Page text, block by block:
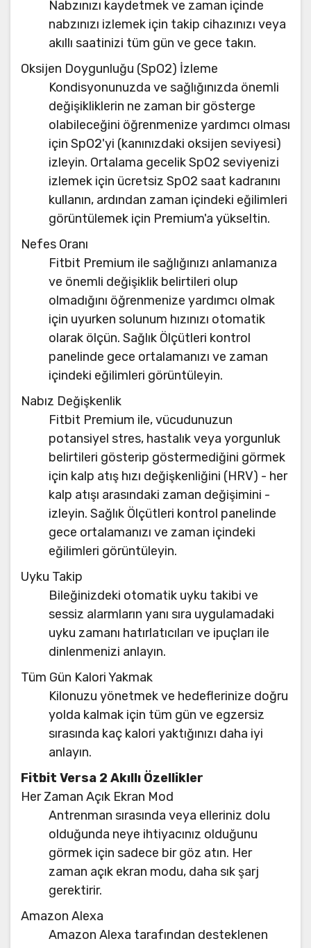
Nabzınızı kaydetmek ve zaman içinde
nabzınızı izlemek için takip cihazınızı veya
akıllı saatinizi tüm gün ve gece takın.
Oksijen Doygunluğu (SpO2) İzleme
Kondisyonunuzda ve sağlığınızda önemli
değişikliklerin ne zaman bir gösterge
olabileceğini öğrenmenize yardımcı olması
için SpO2'yi (kanınızdaki oksijen seviyesi)
izleyin. Ortalama gecelik SpO2 seviyenizi
izlemek için ücretsiz SpO2 saat kadranını
kullanın, ardından zaman içindeki eğilimleri
görüntülemek için Premium'a yükseltin.
Nefes Oranı
Fitbit Premium ile sağlığınızı anlamanıza
ve önemli değişiklik belirtileri olup
olmadığını öğrenmenize yardımcı olmak
için uyurken solunum hızınızı otomatik
olarak ölçün. Sağlık Ölçütleri kontrol
panelinde gece ortalamanızı ve zaman
içindeki eğilimleri görüntüleyin.
Nabız Değişkenlik
Fitbit Premium ile, vücudunuzun
potansiyel stres, hastalık veya yorgunluk
belirtileri gösterip göstermediğini görmek
için kalp atış hızı değişkenliğini (HRV) - her
kalp atışı arasındaki zaman değişimini -
izleyin. Sağlık Ölçütleri kontrol panelinde
gece ortalamanızı ve zaman içindeki
eğilimleri görüntüleyin.
Uyku Takip
Bileğinizdeki otomatik uyku takibi ve
sessiz alarmların yanı sıra uygulamadaki
uyku zamanı hatırlatıcıları ve ipuçları ile
dinlenmenizi anlayın.
Tüm Gün Kalori Yakmak
Kilonuzu yönetmek ve hedeflerinize doğru
yolda kalmak için tüm gün ve egzersiz
sırasında kaç kalori yaktığınızı daha iyi
anlayın.
Fitbit Versa 2 Akıllı Özellikler
Her Zaman Açık Ekran Mod
Antrenman sırasında veya elleriniz dolu
olduğunda neye ihtiyacınız olduğunu
görmek için sadece bir göz atın. Her
zaman açık ekran modu, daha sık şarj
gerektirir.
Amazon Alexa
Amazon Alexa tarafından desteklenen